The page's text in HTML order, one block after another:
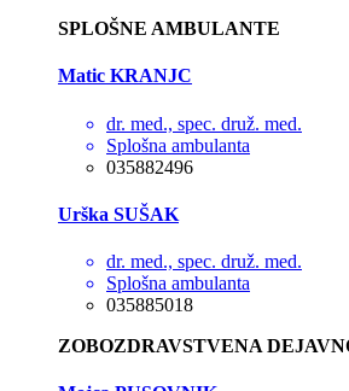
SPLOŠNE AMBULANTE
Matic KRANJC
dr. med., spec. druž. med.
Splošna ambulanta
035882496
Urška SUŠAK
dr. med., spec. druž. med.
Splošna ambulanta
035885018
ZOBOZDRAVSTVENA